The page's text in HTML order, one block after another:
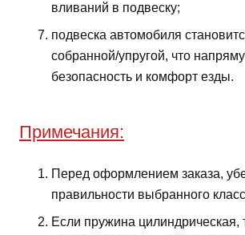
вливаний в подвеску;
подвеска автомобиля
собранной/упругой, что
безопасность и комфорт езды.
Примечания:
Перед оформлением заказа,
правильности выбранного
Если пружина цилиндрическая,